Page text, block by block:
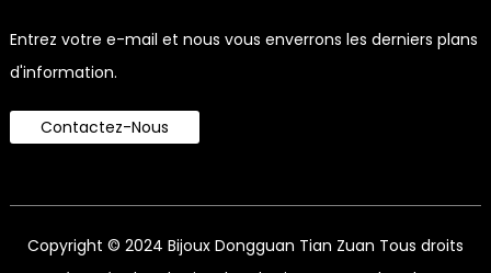
Entrez votre e-mail et nous vous enverrons les derniers plans
d'information.
Contactez-Nous
Copyright © 2024 Bijoux Dongguan Tian Zuan Tous droits